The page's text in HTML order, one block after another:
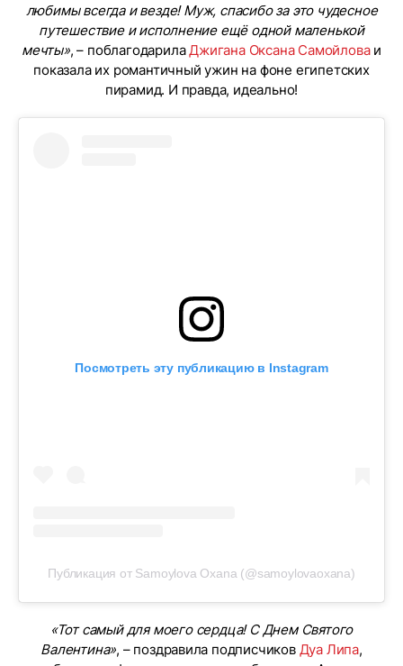
любимы всегда и везде! Муж, спасибо за это чудесное
путешествие и исполнение ещё одной маленькой
мечты», – поблагодарилаДжигана Оксана Самойловаи
показала их романтичный ужин на фоне египетских
пирамид. И правда, идеально!
Посмотреть эту публикацию в Instagram
Публикация от Samoylova Oxana (@samoylovaoxana)
«Тот самый для моего сердца! С Днем Святого
Валентина», – поздравила подписчиков Дуа Липа,